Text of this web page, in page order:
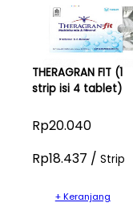
THERAGRAN FIT (1
strip isi 4 tablet)
Rp20.040
Rp18.437 / Strip
+ Keranjang